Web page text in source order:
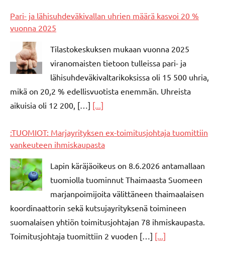
Pari- ja lähisuhdeväkivallan uhrien määrä kasvoi 20 %
vuonna 2025
Tilastokeskuksen mukaan vuonna 2025
viranomaisten tietoon tulleissa pari- ja
lähisuhdeväkivaltarikoksissa oli 15 500 uhria,
mikä on 20,2 % edellisvuotista enemmän. Uhreista
aikuisia oli 12 200, […] [...]
:TUOMIOT: Marjayrityksen ex-toimitusjohtaja tuomittiin
vankeuteen ihmiskaupasta
Lapin käräjäoikeus on 8.6.2026 antamallaan
tuomiolla tuominnut Thaimaasta Suomeen
marjanpoimijoita välittäneen thaimaalaisen
koordinaattorin sekä kutsujayrityksenä toimineen
suomalaisen yhtiön toimitusjohtajan 78 ihmiskaupasta.
Toimitusjohtaja tuomittiin 2 vuoden […] [...]